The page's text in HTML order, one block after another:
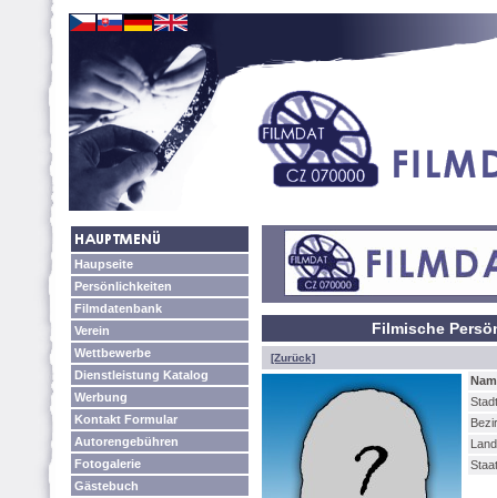
Haupseite
Persönlichkeiten
Filmdatenbank
Verein
Wettbewerbe
Dienstleistung Katalog
Werbung
Kontakt Formular
Autorengebühren
Fotogalerie
Gästebuch
Filmische
[Zurück]
Staat